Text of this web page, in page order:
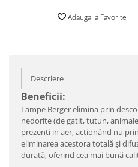
Adauga la Favorite
Descriere
Beneficii:
Lampe Berger elimina prin
nedorite (de gatit, tutun,
prezenti in aer, acționând nu
eliminarea acestora totală și
durată, oferind cea mai bună